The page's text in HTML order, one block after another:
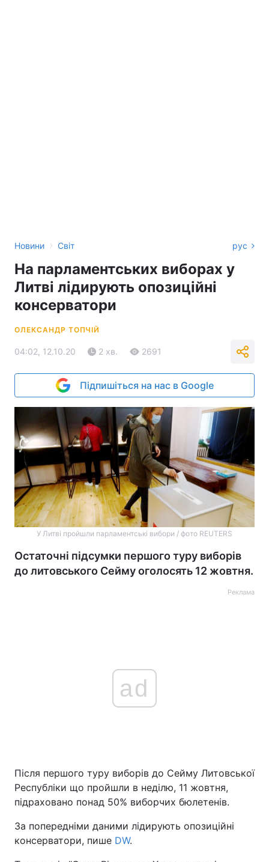
Новини › Світ рус
На парламентських виборах у
Литві лідирують опозиційні
консерватори
ОЛЕКСАНДР ТОПЧІЙ
04:02, 12.10.20 2 хв. 2691
Підпишіться на нас в Google
У Литві пройшли парламентські вибори / фото REUTERS
Остаточні підсумки першого туру виборів
до литовського Сейму оголосять 12 жовтня.
Реклама
ad
Після першого туру виборів до Сейму Литовської
Республіки що пройшли в неділю, 11 жовтня,
підраховано понад 50% виборчих бюлетенів.
За попередніми даними лідирують опозиційні
консерватори, пише DW.